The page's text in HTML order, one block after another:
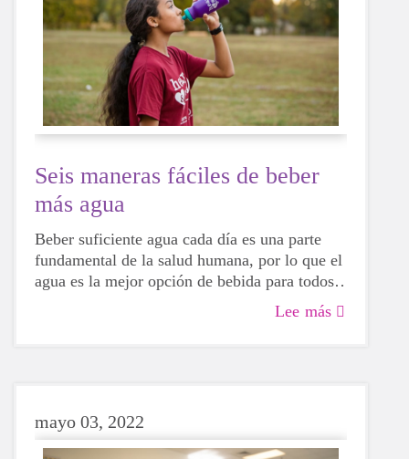
Seis maneras fáciles de beber
más agua
Beber suficiente agua cada día es una parte
fundamental de la salud humana, por lo que el
agua es la mejor opción de bebida para todos,
incluidas las niñas en edad de crecimiento.
Lee más
mayo 03, 2022